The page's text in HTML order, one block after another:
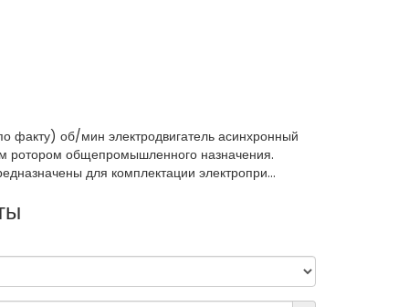
факту) об/мин электродвигатель асинхронный
ротором общепромышленного назначения.
для комплектации электропри...